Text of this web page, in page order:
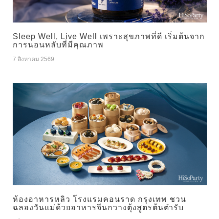
Sleep Well, Live Well เพราะสุขภาพที่ดี เริ่มต้นจาก
การนอนหลับที่มีคุณภาพ
7 สิงหาคม 2569
ห้องอาหารหลิว โรงแรมคอนราด กรุงเทพ ชวน
ฉลองวันแม่ด้วยอาหารจีนกวางตุ้งสูตรต้นตำรับ